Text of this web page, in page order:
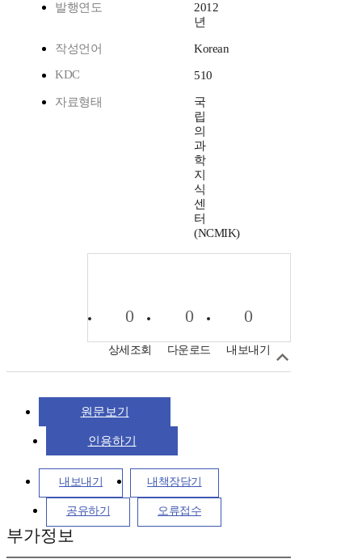
발행연도
2012
년
작성언어
Korean
KDC
510
자료형태
국
립
의
과
학
지
식
센
터
(NCMIK)
0
상세조회
0
다운로드
0
내보내기
원문보기
인용하기
내보내기 내책장담기
공유하기 오류접수
부가정보